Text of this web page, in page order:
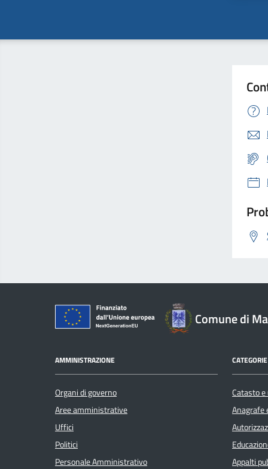
Comune di
AMMINISTRAZIONE
Organi di governo
Aree amministrative
Uffici
Politici
Personale Amministrativo
Catasto
Anagrafe
Appalti